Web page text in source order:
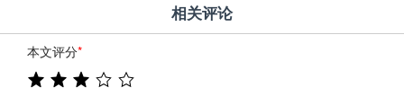
相关评论
本文评分*